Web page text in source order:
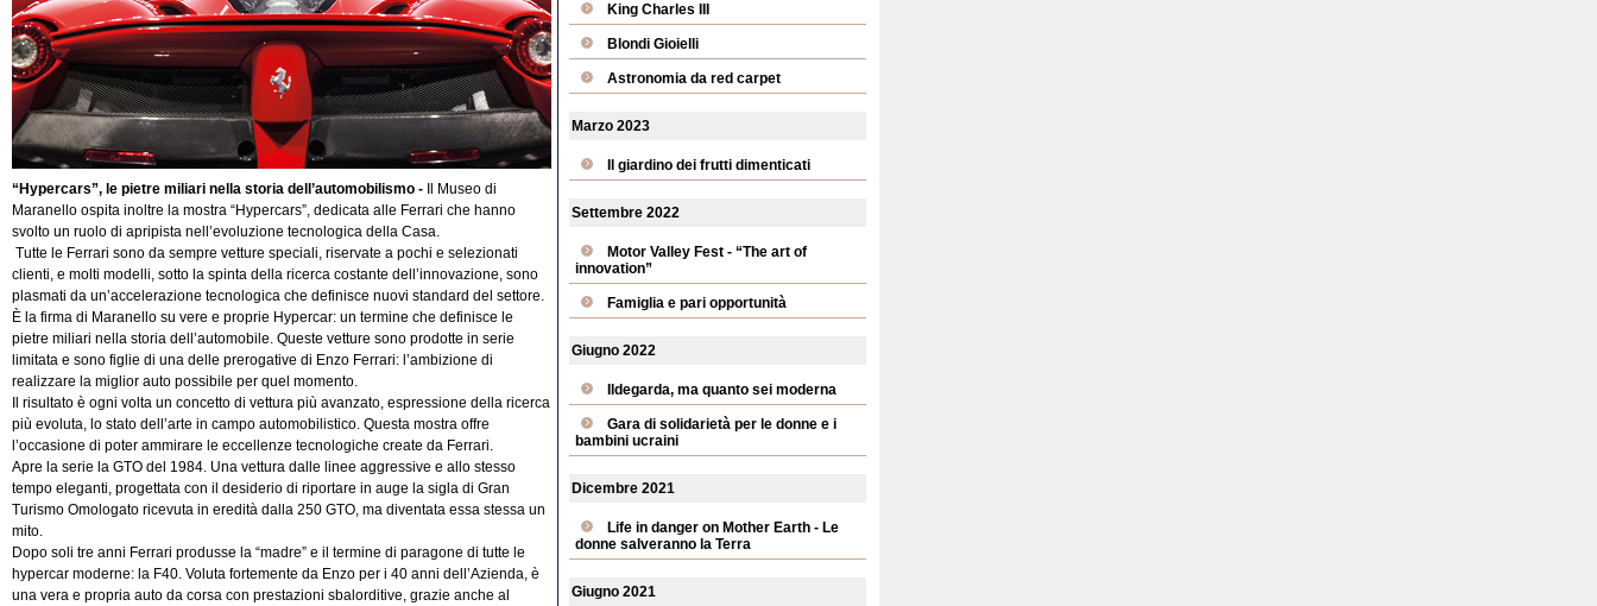
“Hypercars”, le pietre miliari nella storia dell’automobilismo -
Il Museo di
Maranello ospita inoltre la mostra “Hypercars”, dedicata alle Ferrari che hanno
svolto un ruolo di apripista nell’evoluzione tecnologica della Casa.
Tutte le Ferrari sono da sempre vetture speciali, riservate a pochi e selezionati
clienti, e molti modelli, sotto la spinta della ricerca costante dell’innovazione, sono
plasmati da un’accelerazione tecnologica che definisce nuovi standard del settore.
È la firma di Maranello su vere e proprie Hypercar: un termine che definisce le
pietre miliari nella storia dell’automobile. Queste vetture sono prodotte in serie
limitata e sono figlie di una delle prerogative di Enzo Ferrari: l’ambizione di
realizzare la miglior auto possibile per quel momento.
Il risultato è ogni volta un concetto di vettura più avanzato, espressione della ricerca
più evoluta, lo stato dell’arte in campo automobilistico. Questa mostra offre
l’occasione di poter ammirare le eccellenze tecnologiche create da Ferrari.
Apre la serie la GTO del 1984. Una vettura dalle linee aggressive e allo stesso
tempo eleganti, progettata con il desiderio di riportare in auge la sigla di Gran
Turismo Omologato ricevuta in eredità dalla 250 GTO, ma diventata essa stessa un
mito.
Dopo soli tre anni Ferrari produsse la “madre” e il termine di paragone di tutte le
hypercar moderne: la F40. Voluta fortemente da Enzo per i 40 anni dell’Azienda, è
una vera e propria auto da corsa con prestazioni sbalorditive, grazie anche al
King Charles III
Blondi Gioielli
Astronomia da red carpet
Marzo 2023
Il giardino dei frutti dimenticati
Settembre 2022
Motor Valley Fest - “The art of
innovation”
Famiglia e pari opportunità
Giugno 2022
Ildegarda, ma quanto sei moderna
Gara di solidarietà per le donne e i
bambini ucraini
Dicembre 2021
Life in danger on Mother Earth - Le
donne salveranno la Terra
Giugno 2021